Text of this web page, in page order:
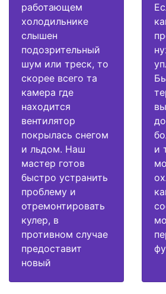
работающем
холодильнике
слышен
подозрительный
шум или треск, то
скорее всего та
камера где
находится
вентилятор
покрылась снегом
и льдом. Наш
мастер готов
быстро устранить
проблему и
отремонтировать
кулер, в
противном случае
предоставит
новый
и